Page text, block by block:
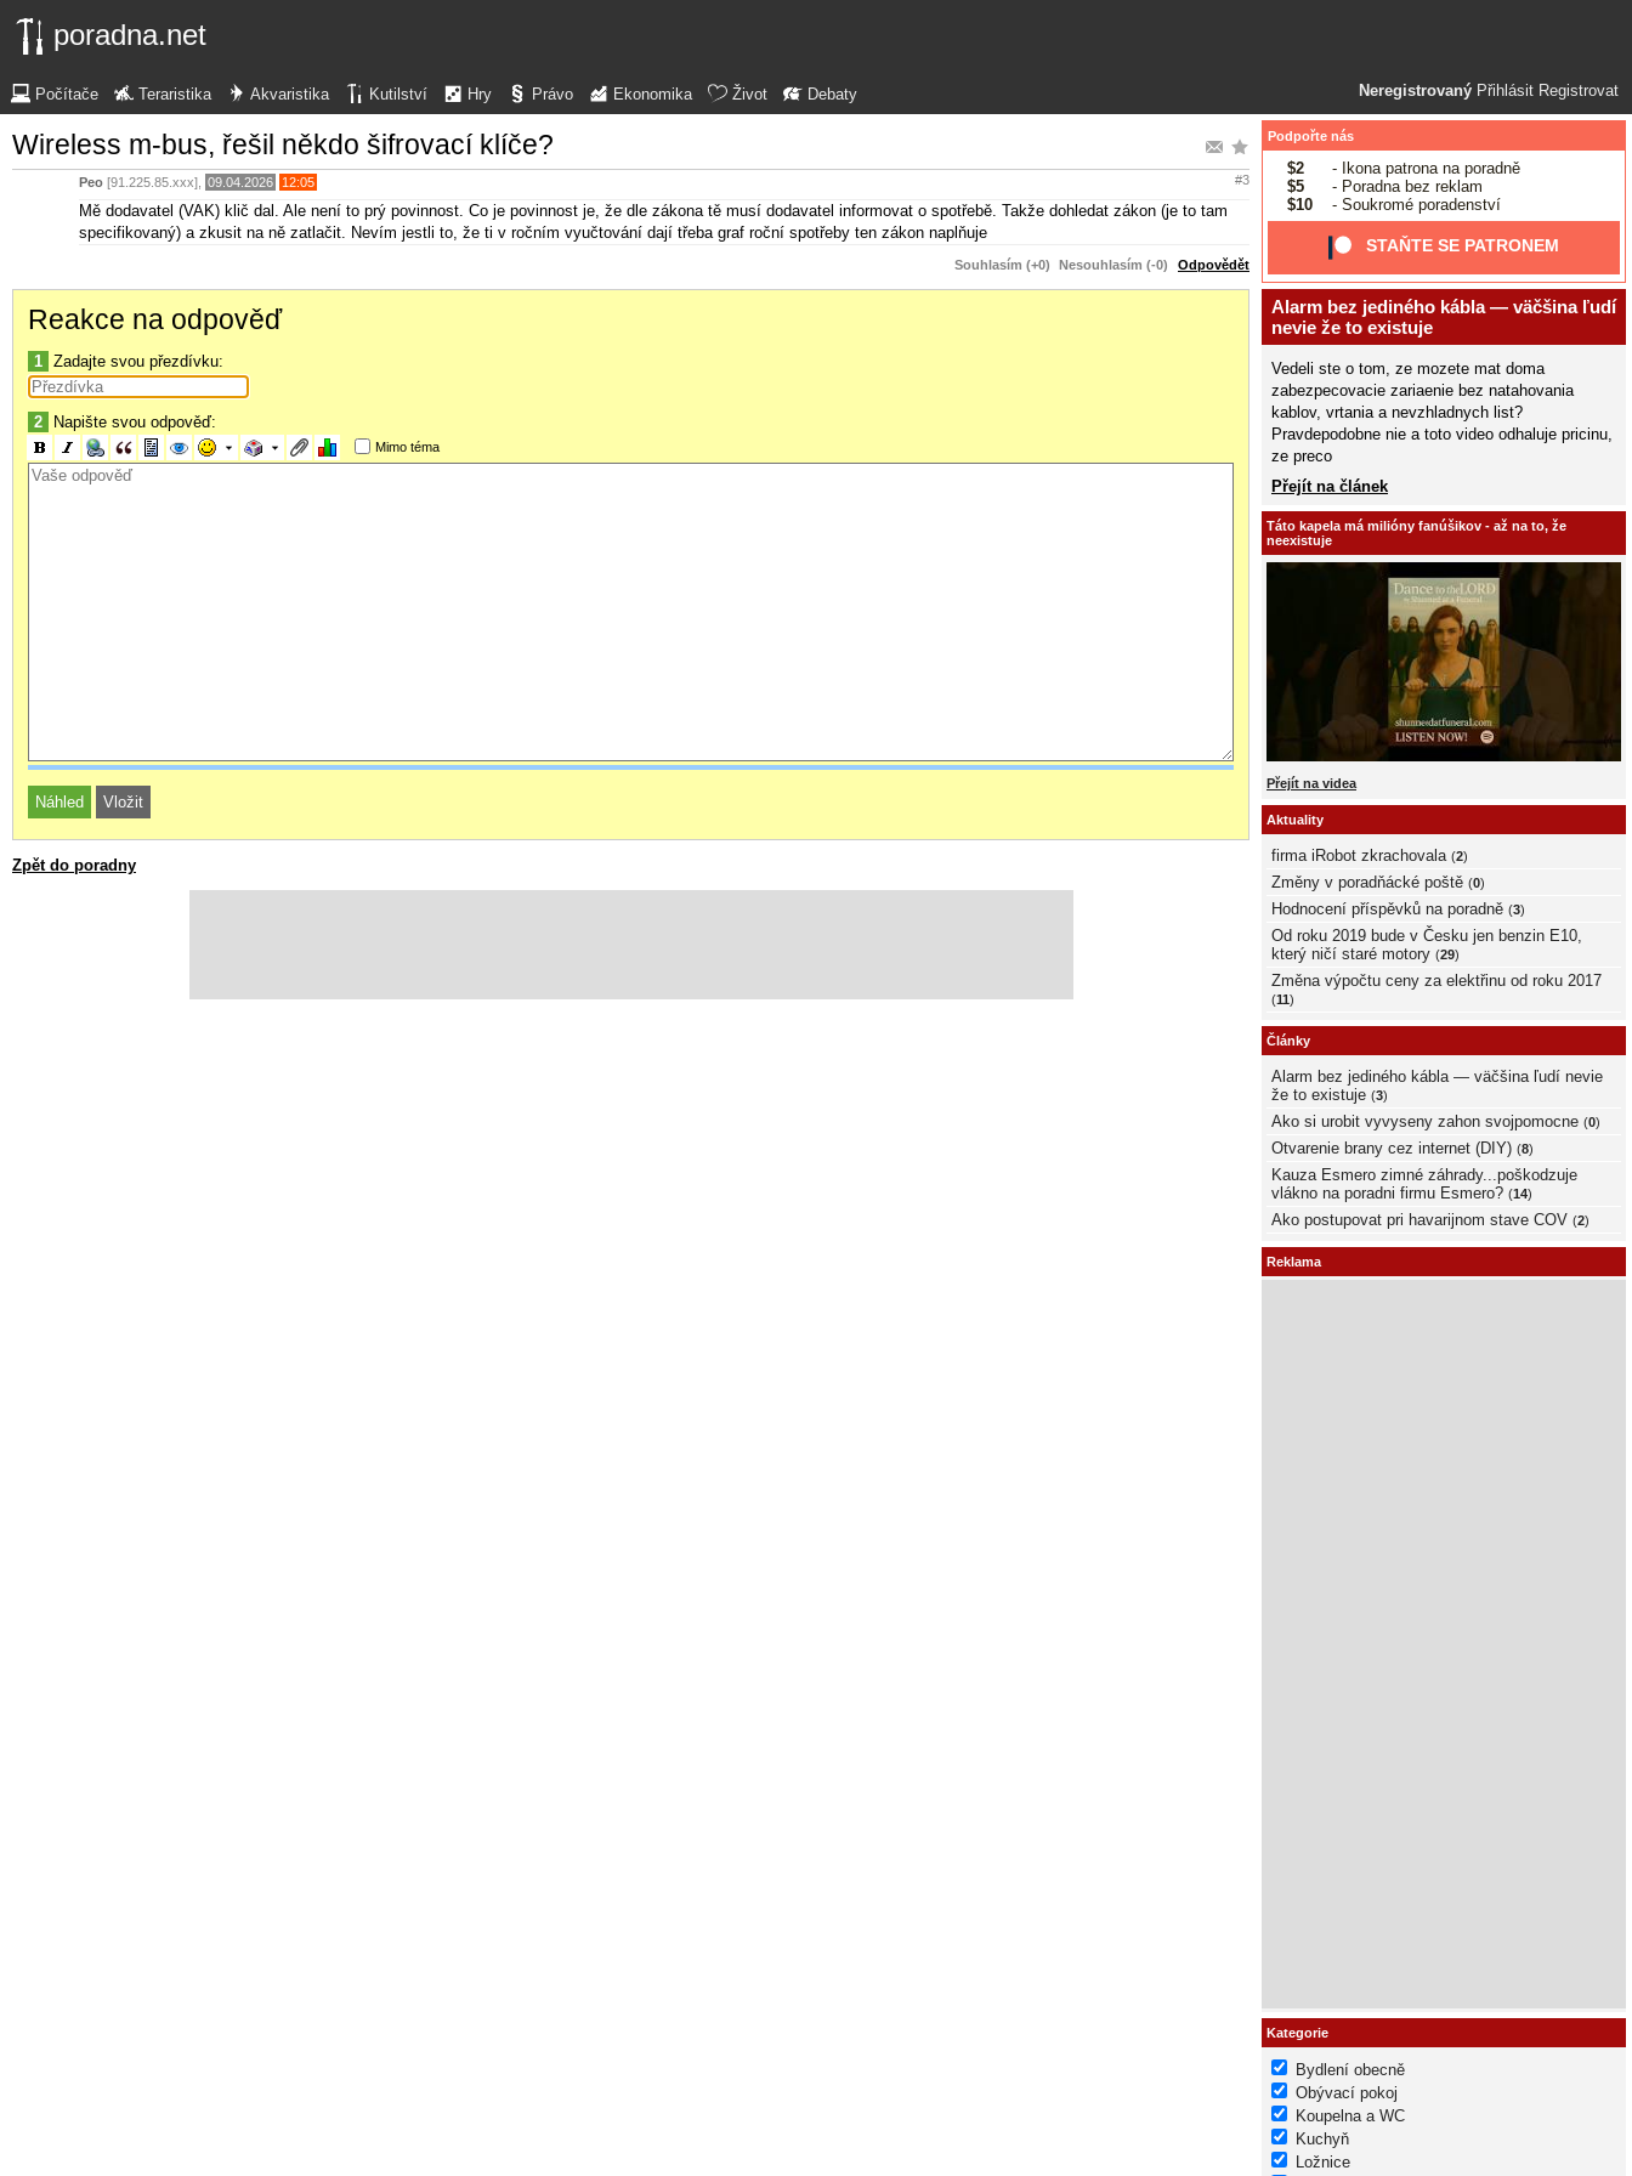
poradna.net
Neregistrovaný Přihlásit Registrovat
Počítače Teraristika Akvaristika Kutilství Hry Právo Ekonomika Život Debaty
Wireless m-bus, řešil někdo šifrovací klíče?
Peo [91.225.85.xxx], 09.04.2026 12:05 #3
Mě dodavatel (VAK) klič dal. Ale není to prý povinnost. Co je povinnost je, že dle zákona tě musí dodavatel informovat o spotřebě. Takže dohledat zákon (je to tam
specifikovaný) a zkusit na ně zatlačit. Nevím jestli to, že ti v ročním vyučtování dají třeba graf roční spotřeby ten zákon naplňuje
Souhlasím (+0) Nesouhlasím (-0) Odpovědět
Reakce na odpověď
1 Zadajte svou přezdívku:
2 Napište svou odpověď:
Mimo téma
Zpět do poradny
Podpořte nás
$2
- Ikona patrona na poradně
$5
- Poradna bez reklam
$10
- Soukromé poradenství
STAŇTE SE PATRONEM
Alarm bez jediného kábla — väčšina ľudí
nevie že to existuje
Vedeli ste o tom, ze mozete mat doma
zabezpecovacie zariaenie bez natahovania
kablov, vrtania a nevzhladnych list?
Pravdepodobne nie a toto video odhaluje pricinu,
ze preco
Přejít na článek
Táto kapela má milióny fanúšikov - až na to, že
neexistuje
Přejít na videa
Aktuality
firma iRobot zkrachovala (2)
Změny v poradňácké poště (0)
Hodnocení příspěvků na poradně (3)
Od roku 2019 bude v Česku jen benzin E10,
který ničí staré motory (29)
Změna výpočtu ceny za elektřinu od roku 2017
(11)
Články
Alarm bez jediného kábla — väčšina ľudí nevie
že to existuje (3)
Ako si urobit vyvyseny zahon svojpomocne (0)
Otvarenie brany cez internet (DIY) (8)
Kauza Esmero zimné záhrady...poškodzuje
vlákno na poradni firmu Esmero? (14)
Ako postupovat pri havarijnom stave COV (2)
Reklama
Kategorie
Bydlení obecně
Obývací pokoj
Koupelna a WC
Kuchyň
Ložnice